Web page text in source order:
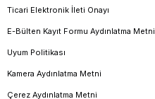
Ticari Elektronik İleti Onayı
E-Bülten Kayıt Formu Aydınlatma Metni
Uyum Politikası
Kamera Aydınlatma Metni
Çerez Aydınlatma Metni